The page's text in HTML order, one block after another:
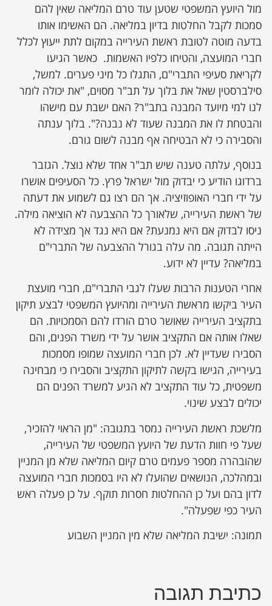
מול היועץ המשפטי שטען עוד טרם המליאה שאין להם
סמכות לקבל החלטות בדיון במליאה. הם האשימו אותו
בדעה מוטה לטובת ראשת העירייה במקום לתת ייעוץ לכלל
חברי המועצה, והטיחו כלפיו האשמות. כאשר הגיעו
לקריאת סעיפי התברי"ם, התגלו כל מיני פערים. למשל,
סילברסטין שאל את בלוך על תב"ר מסוים, "את יכולה לומר
לנו למי מיועד המבנה בתב"ר? האם ישבת עם מישהו
והבטחת לו את המבנה שעוד לא נבנה?". בלוך ענתה
והסבירה כי לא הבטיחה אף מבנה לשום גורם.
בנוסף, עלתה טענה שיש תב"ר אחד שלא נוצל. הגזבר
ברדוגו הודיע כי יבדוק מול ישראל פרץ. כל הסעיפים אושרו
על ידי חברי האופוזיציה. אך הם רצו גם לשמוע את דעתה
של ראשת העירייה, שלאורך כל ההצבעה לא הוציאה מילה.
ניסו לבדוק אם היא נמנעת? אם היא נגד אך מצידה לא
הייתה תגובה. מה עלה בגורל ההצבעה של התברי"ם
במליאה? עדיין לא ידוע.
אחרי הטענות הרבות שעלו לגבי התברי"ם, חברי מועצת
העיר ביקשו מראשת העירייה ומהיועץ המשפטי לבצע תיקון
בתקציב העירייה שאושר טרם הורדו להם הסמכויות. הם
שאלו אותה אם התקציב אושר על ידי משרד הפנים, והם
הסבירו שעדיין לא. לכן חברי המועצה שמופו מסמכות
בעירייה, הגישו בקשה לתיקון התקציב והסבירו כי מבחינה
משפטית, כל עוד התקציב לא הגיע למשרד הפנים הם
יכולים לבצע שינוי.
מלשכת ראשת העירייה נמסר בתגובה: "מן הראוי להזכיר,
שעל פי חוות הדעת של היועץ המשפטי של העירייה,
שהובהרה מספר פעמים טרם קיום המליאה שלא מן המניין
ובמהלכה, הנושאים שהועלו לא היו בסמכות חברי המועצה
לדון בהם ועל כן ההחלטות חסרות תוקף. על כן פעלה ראש
העיר כפי שפעלה".
תמונה: ישיבת המליאה שלא מין המניין השבוע
כתיבת תגובה